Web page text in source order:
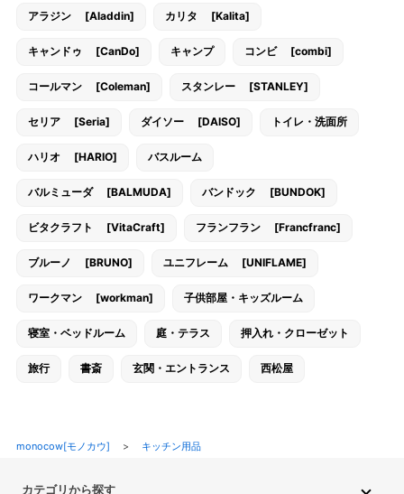
アラジン [Aladdin] カリタ [Kalita]
キャンドゥ [CanDo] キャンプ コンビ [combi]
コールマン [Coleman] スタンレー [STANLEY]
セリア [Seria] ダイソー [DAISO] トイレ・洗面所
ハリオ [HARIO] バスルーム
バルミューダ [BALMUDA] バンドック [BUNDOK]
ビタクラフト [VitaCraft] フランフラン [Francfranc]
ブルーノ [BRUNO] ユニフレーム [UNIFLAME]
ワークマン [workman] 子供部屋・キッズルーム
寝室・ベッドルーム 庭・テラス 押入れ・クローゼット
旅行 書斎 玄関・エントランス 西松屋
monocow[モノカウ] > キッチン用品
カテゴリから探す